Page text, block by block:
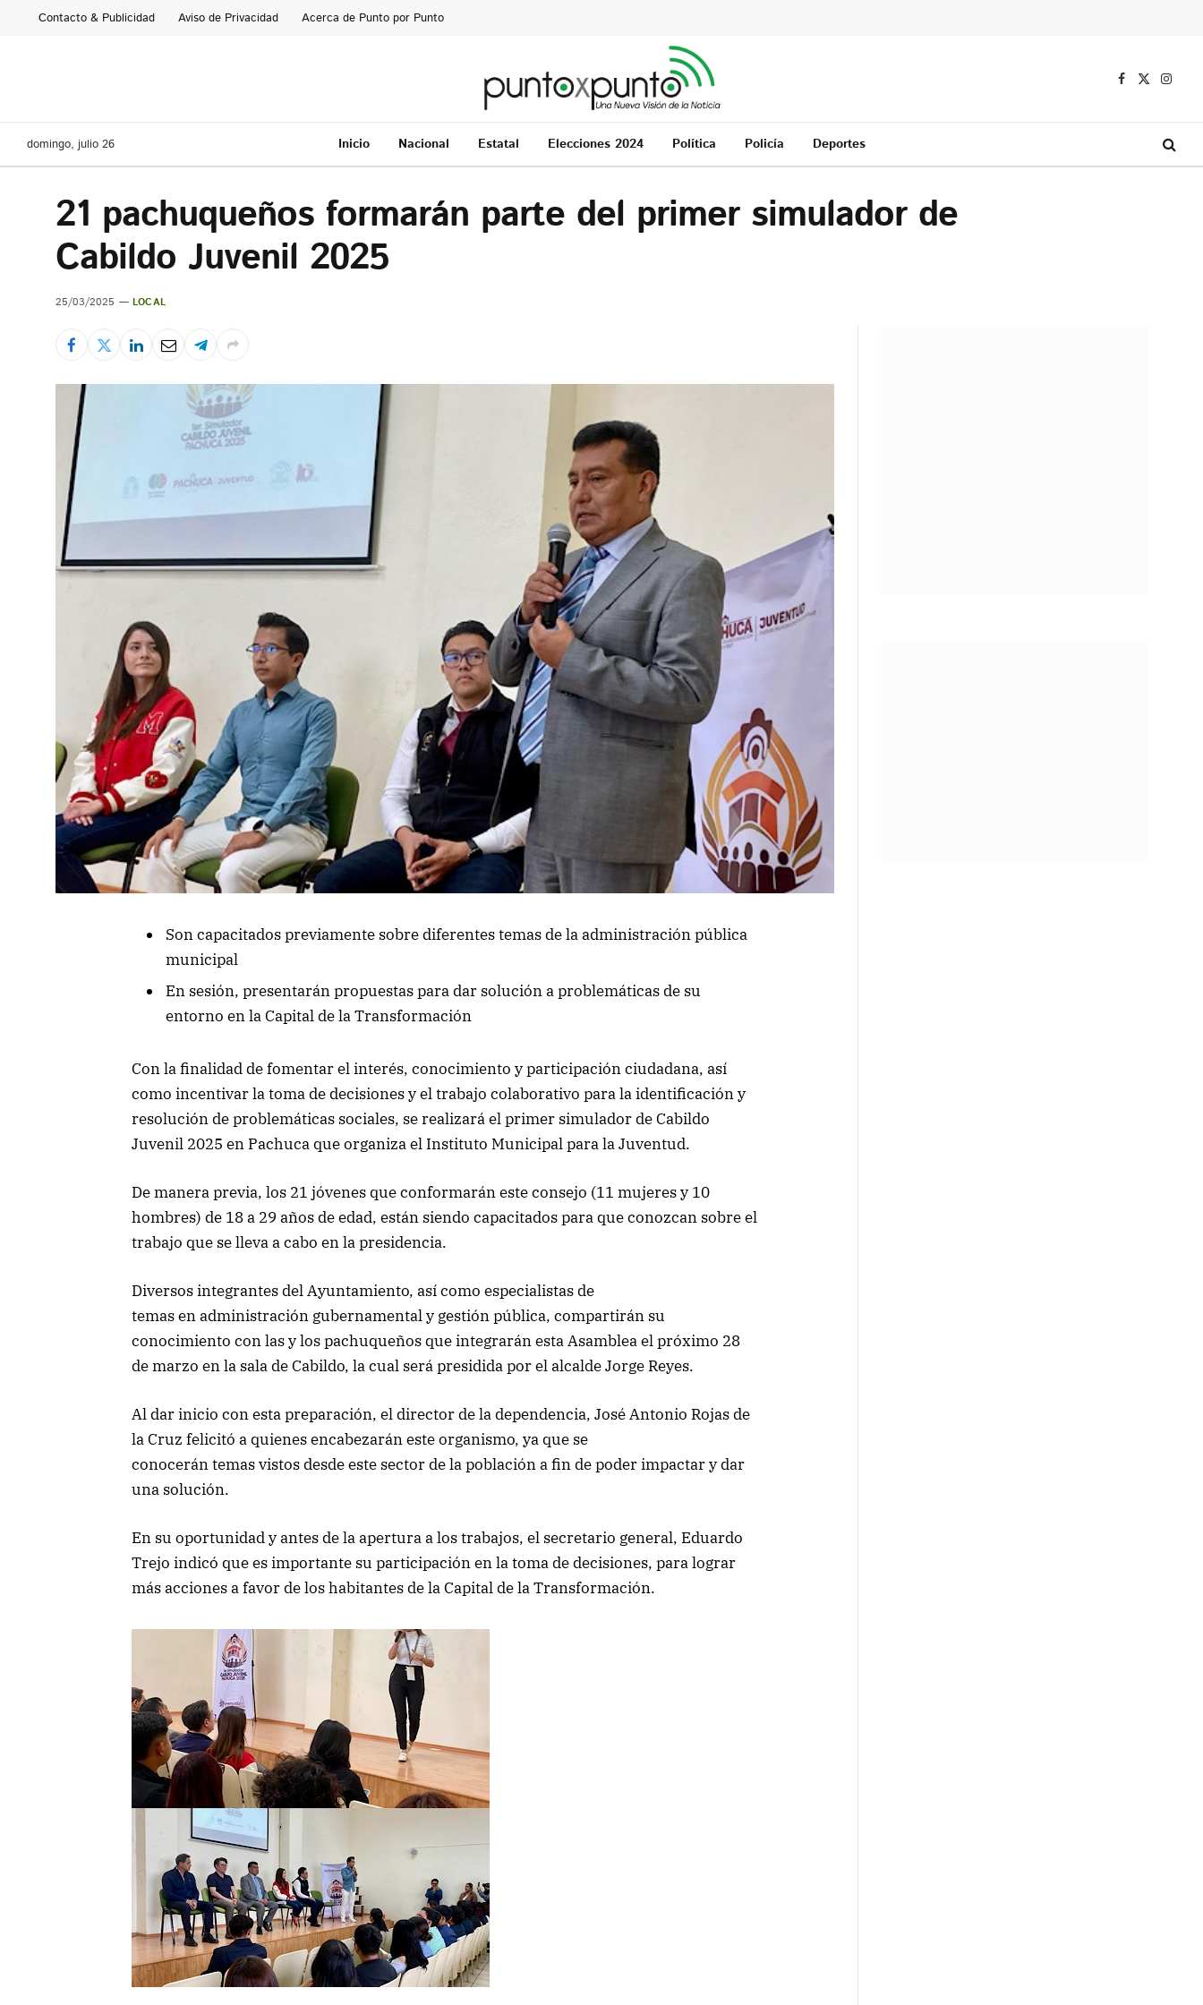
Contacto & Publicidad Aviso de Privacidad Acerca de Punto por Punto
Facebook
X
domingo, julio 26 Inicio Nacional Estatal Elecciones 2024 Política Policía Deportes
21 pachuqueños formarán parte del primer simulador de
Cabildo Juvenil 2025
25/03/2025 LOCAL
Son capacitados previamente sobre diferentes temas de la administración pública
municipal
En sesión, presentarán propuestas para dar solución a problemáticas de su
entorno en la Capital de la Transformación
Con la finalidad de fomentar el interés, conocimiento y participación ciudadana, así
como incentivar la toma de decisiones y el trabajo colaborativo para la identificación y
resolución de problemáticas sociales, se realizará el primer simulador de Cabildo
Juvenil 2025 en Pachuca que organiza el Instituto Municipal para la Juventud.
De manera previa, los 21 jóvenes que conformarán este consejo (11 mujeres y 10
hombres) de 18 a 29 años de edad, están siendo capacitados para que conozcan sobre el
trabajo que se lleva a cabo en la presidencia.
Diversos integrantes del Ayuntamiento, así como especialistas de
temas en administración gubernamental y gestión pública, compartirán su
conocimiento con las y los pachuqueños que integrarán esta Asamblea el próximo 28
de marzo en la sala de Cabildo, la cual será presidida por el alcalde Jorge Reyes.
Al dar inicio con esta preparación, el director de la dependencia, José Antonio Rojas de
la Cruz felicitó a quienes encabezarán este organismo, ya que se
conocerán temas vistos desde este sector de la población a fin de poder impactar y dar
una solución.
En su oportunidad y antes de la apertura a los trabajos, el secretario general, Eduardo
Trejo indicó que es importante su participación en la toma de decisiones, para lograr
más acciones a favor de los habitantes de la Capital de la Transformación.